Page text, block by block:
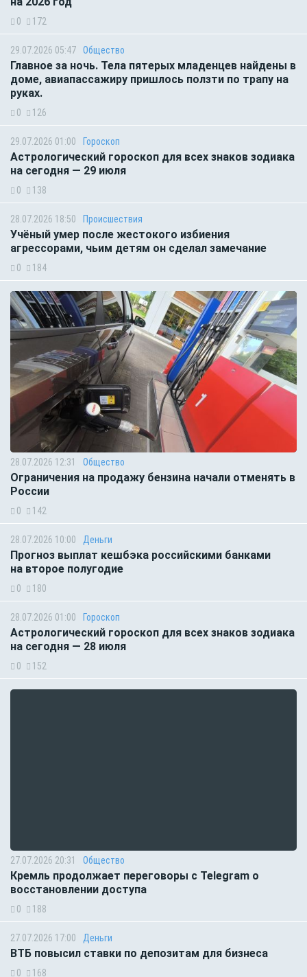
0 172
29.07.2026 05:47 Общество
Главное за ночь. Тела пятерых младенцев найдены в
доме, авиапассажиру пришлось ползти по трапу на
руках.
0 126
29.07.2026 01:00 Гороскоп
Астрологический гороскоп для всех знаков зодиака
на сегодня — 29 июля
0 138
28.07.2026 18:50 Происшествия
Учёный умер после жестокого избиения
агрессорами, чьим детям он сделал замечание
0 184
28.07.2026 12:31 Общество
Ограничения на продажу бензина начали отменять в
России
0 142
28.07.2026 10:00 Деньги
Прогноз выплат кешбэка российскими банками
на второе полугодие
0 180
28.07.2026 01:00 Гороскоп
Астрологический гороскоп для всех знаков зодиака
на сегодня — 28 июля
0 152
27.07.2026 20:31 Общество
Кремль продолжает переговоры с Telegram о
восстановлении доступа
0 188
27.07.2026 17:00 Деньги
ВТБ повысил ставки по депозитам для бизнеса
0 168